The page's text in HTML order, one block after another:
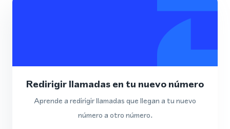
Redirigir llamadas en tu nuevo número
Aprende a redirigir llamadas que llegan a tu nuevo
número a otro número.